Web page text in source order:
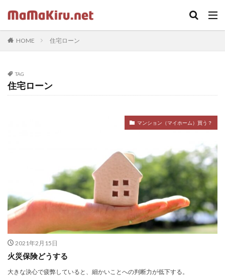
HOME 住宅ローン
TAG
住宅ローン
マンション（マイホーム）買う？
2021年2月15日
火災保険どうする
大きな決心で疲弊していると、細かいことへの判断力が低下する。
タグ
SOHO
Illustrator
Photoshop
受講ワーク
住宅ローン
内蔵カメラ
応援歌
スクリプトで画像収集
在宅ワーク
footer LIFE SHIFT
App Store
ロゴ
sidebar
スキルアップ
アプリ一覧 http
Wordpress
DataBase
更新されない
メンテナンス
クラウドソーシング
数式